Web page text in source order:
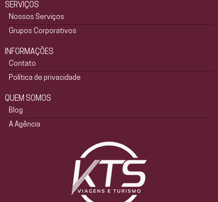
SERVIÇOS
Nossos Serviços
Grupos Corporativos
INFORMAÇÕES
Contato
Política de privacidade
QUEM SOMOS
Blog
A Agência